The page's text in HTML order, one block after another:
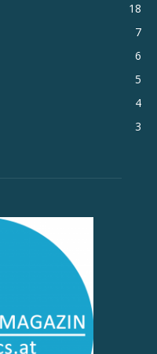
18
7
6
5
4
3